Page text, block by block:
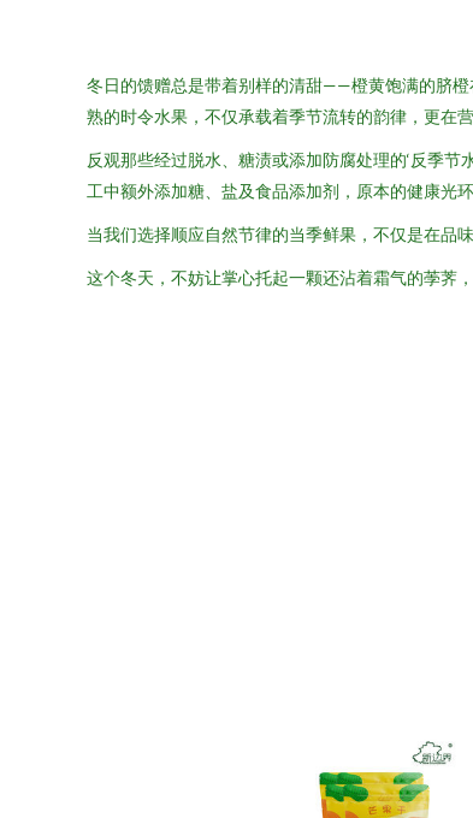
冬日的馈赠总是带着别样的清甜——橙黄饱满的脐
熟的时令水果，不仅承载着季节流转的韵律，更在
反观那些经过脱水、糖渍或添加防腐处理的‘反季
工中额外添加糖、盐及食品添加剂，原本的健康光环
当我们选择顺应自然节律的当季鲜果，不仅是在品
这个冬天，不妨让掌心托起一颗还沾着霜气的荸荠